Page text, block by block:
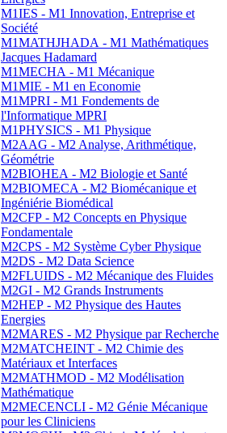
M1IES - M1 Innovation, Entreprise et
Société
M1MATHJHADA - M1 Mathématiques
Jacques Hadamard
M1MECHA - M1 Mécanique
M1MIE - M1 en Economie
M1MPRI - M1 Fondements de
l'Informatique MPRI
M1PHYSICS - M1 Physique
M2AAG - M2 Analyse, Arithmétique,
Géométrie
M2BIOHEA - M2 Biologie et Santé
M2BIOMECA - M2 Biomécanique et
Ingéniérie Biomédical
M2CFP - M2 Concepts en Physique
Fondamentale
M2CPS - M2 Système Cyber Physique
M2DS - M2 Data Science
M2FLUIDS - M2 Mécanique des Fluides
M2GI - M2 Grands Instruments
M2HEP - M2 Physique des Hautes
Energies
M2MARES - M2 Physique par Recherche
M2MATCHEINT - M2 Chimie des
Matériaux et Interfaces
M2MATHMOD - M2 Modélisation
Mathématique
M2MECENCLI - M2 Génie Mécanique
pour les Cliniciens